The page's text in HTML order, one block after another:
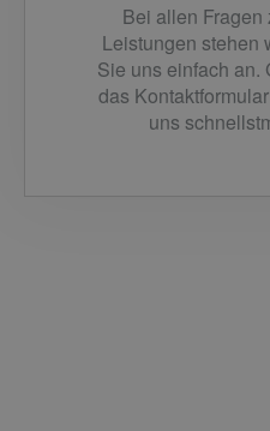
Bei allen Fragen
Leistungen stehen
Sie uns einfach an.
das
uns